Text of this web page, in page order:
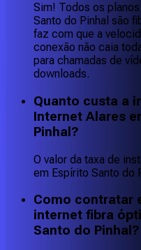
Sim! Todos os
Santo do Pinhal são
faz com que a
conexão não caia
para chamadas de
downloads.
Quanto custa a
Internet Alares
Pinhal?
O valor da taxa de
em Espírito Santo do
Como contratar
internet fibra
Santo do Pinhal?